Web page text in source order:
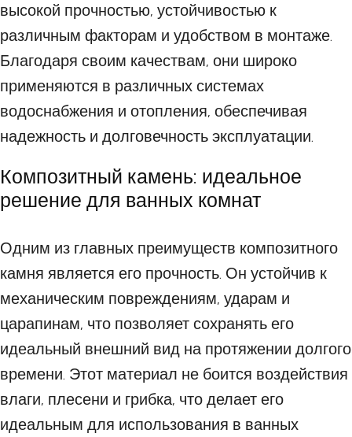
высокой прочностью, устойчивостью к
различным факторам и удобством в монтаже.
Благодаря своим качествам, они широко
применяются в различных системах
водоснабжения и отопления, обеспечивая
надежность и долговечность эксплуатации.
Композитный камень: идеальное
решение для ванных комнат
Одним из главных преимуществ композитного
камня является его прочность. Он устойчив к
механическим повреждениям, ударам и
царапинам, что позволяет сохранять его
идеальный внешний вид на протяжении долгого
времени. Этот материал не боится воздействия
влаги, плесени и грибка, что делает его
идеальным для использования в ванных